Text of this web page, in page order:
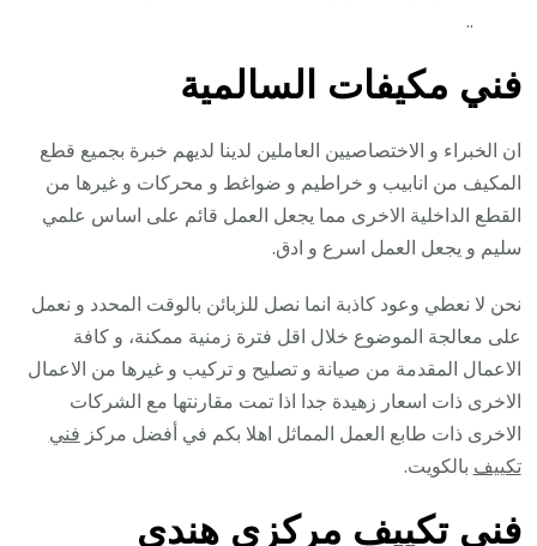
..
فني مكيفات السالمية
ان الخبراء و الاختصاصيين العاملين لدينا لديهم خبرة بجميع قطع
المكيف من انابيب و خراطيم و ضواغط و محركات و غيرها من
القطع الداخلية الاخرى مما يجعل العمل قائم على اساس علمي
سليم و يجعل العمل اسرع و ادق.
نحن لا نعطي وعود كاذبة انما نصل للزبائن بالوقت المحدد و نعمل
على معالجة الموضوع خلال اقل فترة زمنية ممكنة، و كافة
الاعمال المقدمة من صيانة و تصليح و تركيب و غيرها من الاعمال
الاخرى ذات اسعار زهيدة جدا اذا تمت مقارنتها مع الشركات
الاخرى ذات طابع العمل المماثل اهلا بكم في أفضل مركز فني
تكييف بالكويت.
فني تكييف مركزي هندي